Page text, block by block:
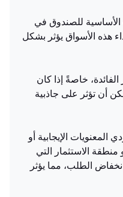
الأساسية للصندوق في
هذه الأسواق يؤثر بشكل
خاصةً إذا كان
أن تؤثر على جاذبية
الإيجابية أو
منطقة الاستثمار التي
الطلب، مما يؤثر